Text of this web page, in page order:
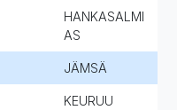
HANKASALMI
AS
JÄMSÄ
KEURUU